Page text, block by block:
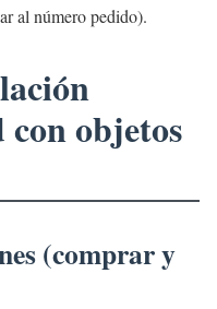
al número pedido).
objetos
(comprar y